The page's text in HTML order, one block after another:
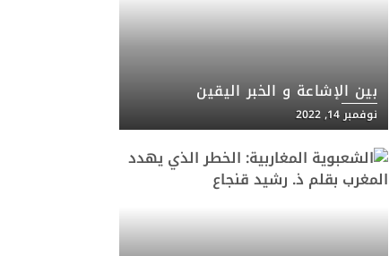
بين الإشاعة و الخبر اليقين
نوفمبر 14, 2022